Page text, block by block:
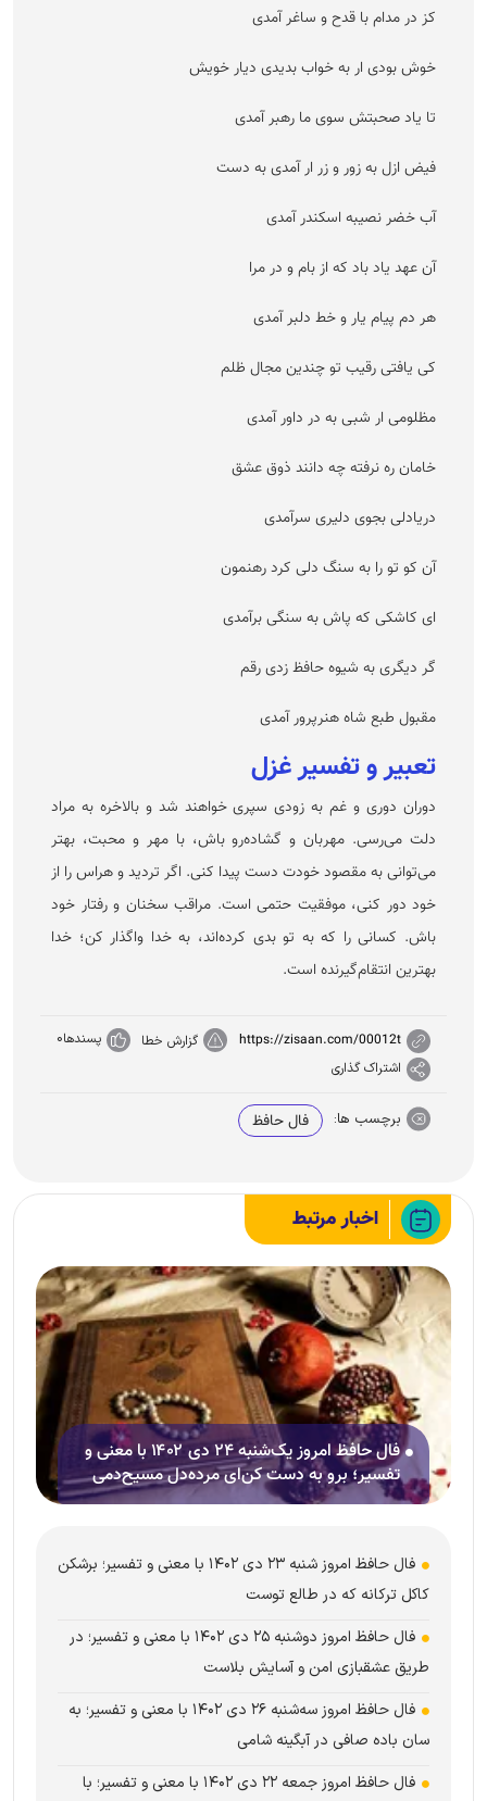
کز در مدام با قدح و ساغر آمدی
خوش بودی ار به خواب بدیدی دیار خویش
تا یاد صحبتش سوی ما رهبر آمدی
فیض ازل به زور و زر ار آمدی به دست
آب خضر نصیبه اسکندر آمدی
آن عهد یاد باد که از بام و در مرا
هر دم پیام یار و خط دلبر آمدی
کی یافتی رقیب تو چندین مجال ظلم
مظلومی ار شبی به در داور آمدی
خامان ره نرفته چه دانند ذوق عشق
دریادلی بجوی دلیری سرآمدی
آن کو تو را به سنگ دلی کرد رهنمون
ای کاشکی که پاش به سنگی برآمدی
گر دیگری به شیوه حافظ زدی رقم
مقبول طبع شاه هنرپرور آمدی
تعبیر و تفسیر غزل
دوران دوری و غم به زودی سپری خواهند شد و بالاخره به مراد
دلت می‌رسی. مهربان و گشاده‌رو باش، با مهر و محبت، بهتر
می‌توانی به مقصود خودت دست پیدا کنی. اگر تردید و هراس را از
خود دور کنی، موفقیت حتمی است. مراقب سخنان و رفتار خود
باش. کسانی را که به تو بدی کرده‌اند، به خدا واگذار کن؛ خدا
بهترین انتقام‌گیرنده است.
https://zisaan.com/00012t گزارش خطا پسندها0
اشتراک گذاری
برچسب ها: فال حافظ
اخبار مرتبط
فال حافظ امروز یک‌شنبه ۲۴ دی ۱۴۰۲ با معنی و
تفسیر؛ برو به دست کن‌ای مرده‌دل مسیح‌دمی
فال حافظ امروز شنبه ۲۳ دی ۱۴۰۲ با معنی و تفسیر؛ برشکن
کاکل ترکانه که در طالع توست
فال حافظ امروز دوشنبه ۲۵ دی ۱۴۰۲ با معنی و تفسیر؛ در
طریق عشقبازی امن و آسایش بلاست
فال حافظ امروز سه‌شنبه ۲۶ دی ۱۴۰۲ با معنی و تفسیر؛ به
سان باده صافی در آبگینه شامی
فال حافظ امروز جمعه ۲۲ دی ۱۴۰۲ با معنی و تفسیر؛ با